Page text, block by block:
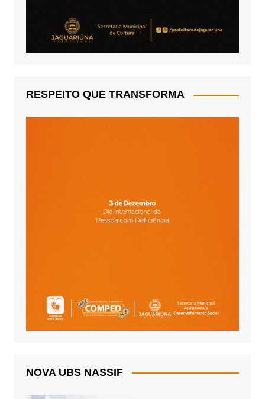
RESPEITO QUE TRANSFORMA
NOVA UBS NASSIF